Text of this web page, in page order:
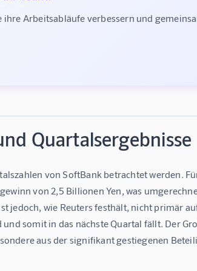
Arbeitsabläufe verbessern und
Quartalsergebnisse
von SoftBank betrachtet werden.
von 2,5 Billionen Yen, was
jedoch, wie Reuters festhält, nicht primär
somit in das nächste Quartal fällt. Der
aus der signifikant gestiegenen